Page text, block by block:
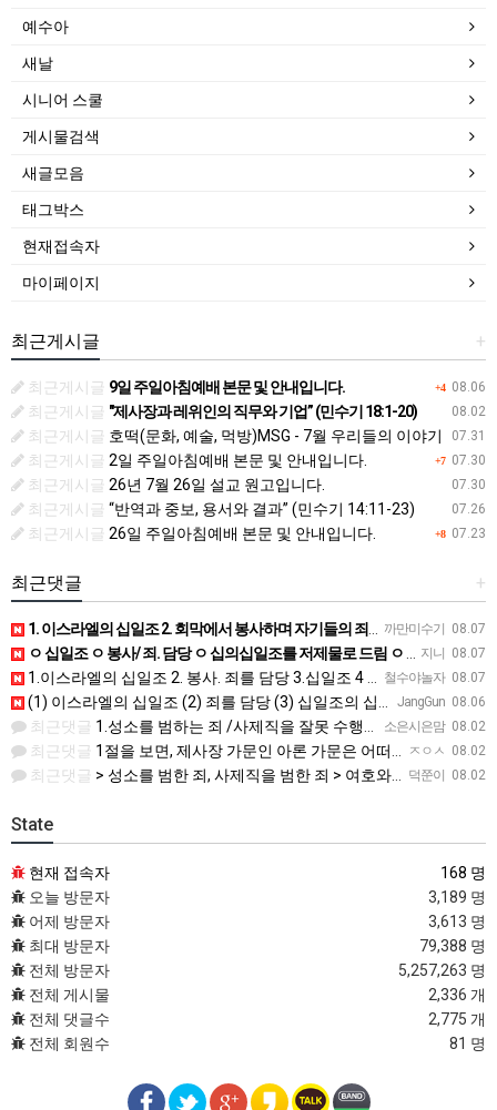
예수아
새날
시니어 스쿨
게시물검색
새글모음
태그박스
현재접속자
마이페이지
+
최근게시글
+4 08.06
최근게시글 9일 주일아침예배 본문 및 안내입니다.
08.02
최근게시글 "제사장과 레위인의 직무와 기업” (민수기 18:1-20)
07.31
최근게시글 호떡(문화, 예술, 먹방)MSG - 7월 우리들의 이야기
+7 07.30
최근게시글 2일 주일아침예배 본문 및 안내입니다.
07.30
최근게시글 26년 7월 26일 설교 원고입니다.
07.26
최근게시글 “반역과 중보, 용서와 결과” (민수기 14:11-23)
+8 07.23
최근게시글 26일 주일아침예배 본문 및 안내입니다.
+
최근댓글
까만미수기 08.07
1. 이스라엘의 십일조 2. 회막에서 봉사하며 자기들의 죄를 담당 3. 열째 몫. 십일조의 십일조 4. 받은…
지니 08.07
ㅇ 십일조 ㅇ 봉사/ 죄. 담당 ㅇ 십의십일조를 저제물로 드림 ㅇ 흠 없고 아름다운것 ㅇ 죄 / 죽음
철수야놀자 08.07
1.이스라엘의 십일조 2. 봉사. 죄를 담당 3.십일조 4 흠 없이 좋은 것 5.죄. 죽음
JangGun 08.06
(1) 이스라엘의 십일조 (2) 죄를 담당 (3) 십일조의 십일조 (4) 가장 아름다운 것 (5) 성물을 더…
소은시은맘 08.02
최근댓글 1.성소를 범하는 죄 /사제직을 잘못 수행한죄 2.진노가 다시는 이스라엘 자손에게 미치지 않는다. 3.모든 …
ㅈㅇㅅ 08.02
최근댓글 1절을 보면, 제사장 가문인 아론 가문은 어떠한 죄에 대하여 책임을 져야 했습니까? 공동번역으로 살펴보세요.…
덕쭌이 08.02
최근댓글 > 성소를 범한 죄, 사제직을 범한 죄 > 여호와의 진노가 다시는 이스라엘 자손에게 미치지 아니하리라 > 주…
State
현재 접속자
168 명
오늘 방문자
3,189 명
어제 방문자
3,613 명
최대 방문자
79,388 명
전체 방문자
5,257,263 명
전체 게시물
2,336 개
전체 댓글수
2,775 개
전체 회원수
81 명